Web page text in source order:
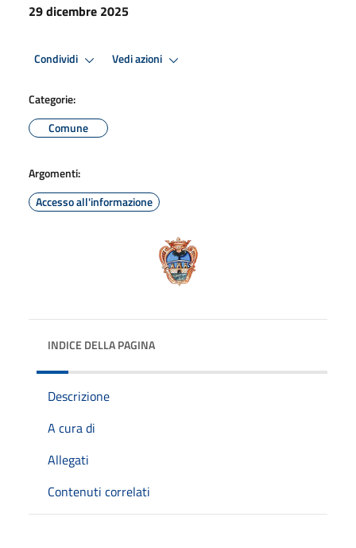
29 dicembre 2025
Condividi Vedi azioni
Categorie:
Comune
Argomenti:
Accesso all'informazione
INDICE DELLA PAGINA
Descrizione
A cura di
Allegati
Contenuti correlati